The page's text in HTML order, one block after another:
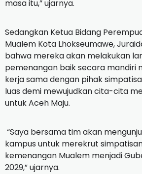
masa itu,” ujarnya.
Sedangkan Ketua Bidang
Mualem Kota Lhokseumawe,
bahwa mereka akan melakukan
pemenangan baik secara mandiri
kerja sama dengan pihak
luas demi mewujudkan cita-cita
untuk Aceh Maju.
“Saya bersama tim akan
kampus untuk merekrut
kemenangan Mualem menjadi
2029,” ujarnya.